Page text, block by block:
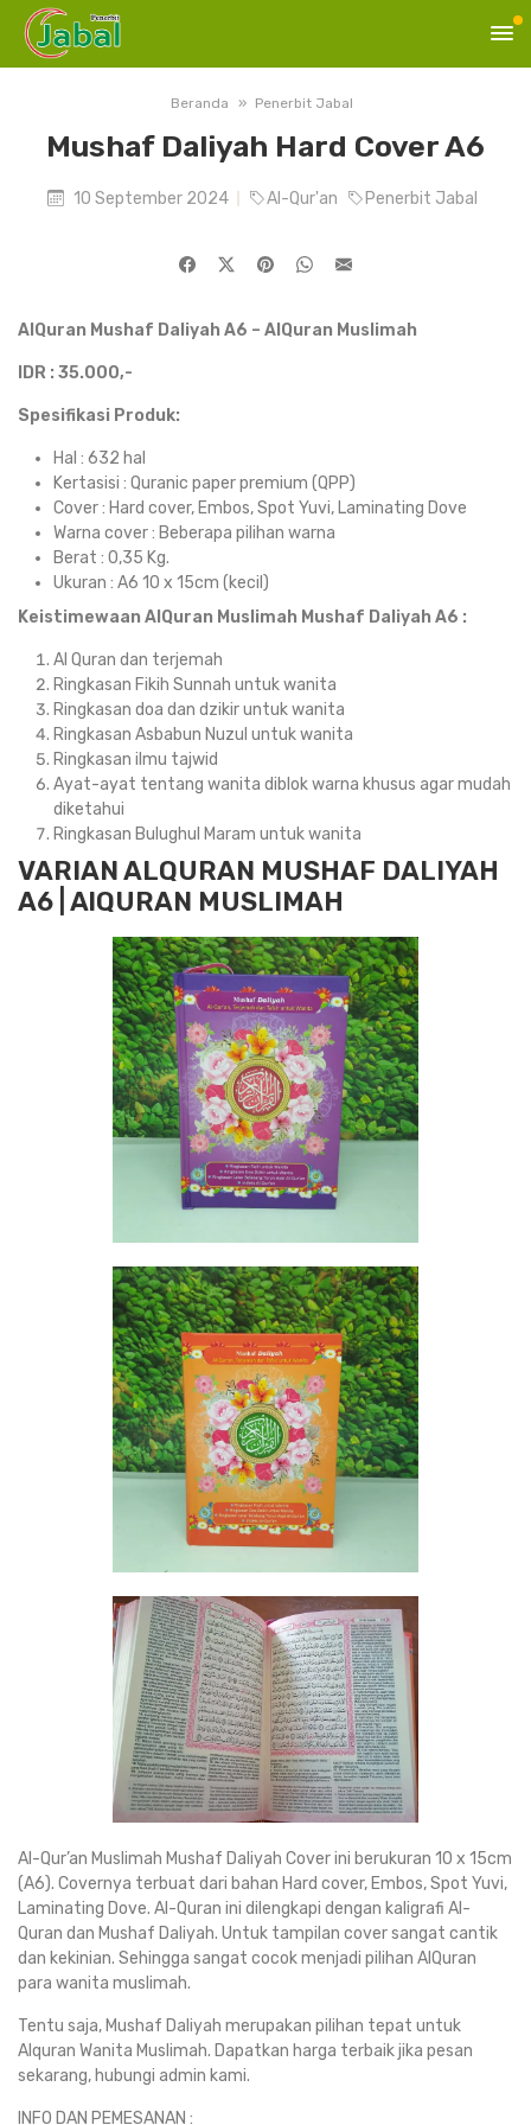
Beranda Penerbit Jabal
Mushaf Daliyah Hard Cover A6
10 September 2024 Al-Qur'an Penerbit Jabal
AlQuran Mushaf Daliyah A6 – AlQuran Muslimah
IDR : 35.000,-
Spesifikasi Produk:
Hal : 632 hal
Kertasisi : Quranic paper premium (QPP)
Cover : Hard cover, Embos, Spot Yuvi, Laminating Dove
Warna cover : Beberapa pilihan warna
Berat : 0,35 Kg.
Ukuran : A6 10 x 15cm (kecil)
Keistimewaan AlQuran Muslimah Mushaf Daliyah A6 :
Al Quran dan terjemah
Ringkasan Fikih Sunnah untuk wanita
Ringkasan doa dan dzikir untuk wanita
Ringkasan Asbabun Nuzul untuk wanita
Ringkasan ilmu tajwid
Ayat-ayat tentang wanita diblok warna khusus agar mudah
diketahui
Ringkasan Bulughul Maram untuk wanita
VARIAN ALQURAN MUSHAF DALIYAH
A6 | AlQURAN MUSLIMAH
Al-Qur’an Muslimah Mushaf Daliyah Cover ini berukuran 10 x 15cm
(A6). Covernya terbuat dari bahan Hard cover, Embos, Spot Yuvi,
Laminating Dove. Al-Quran ini dilengkapi dengan kaligrafi Al-
Quran dan Mushaf Daliyah. Untuk tampilan cover sangat cantik
dan kekinian. Sehingga sangat cocok menjadi pilihan AlQuran
para wanita muslimah.
Tentu saja, Mushaf Daliyah merupakan pilihan tepat untuk
Alquran Wanita Muslimah. Dapatkan harga terbaik jika pesan
sekarang, hubungi admin kami.
INFO DAN PEMESANAN :